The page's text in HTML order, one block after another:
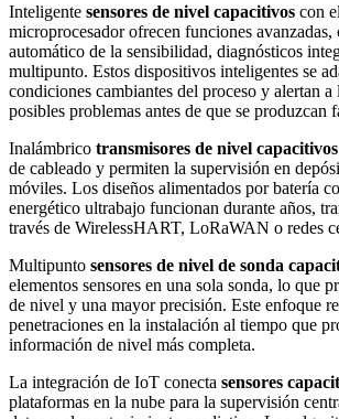
Inteligente sensores de nivel capacitivos con
microprocesador ofrecen funciones avanzadas,
automático de la sensibilidad, diagnósticos
multipunto. Estos dispositivos inteligentes se
condiciones cambiantes del proceso y alertan a
posibles problemas antes de que se produzcan
Inalámbrico transmisores de nivel capacitivos
de cableado y permiten la supervisión en
móviles. Los diseños alimentados por batería
energético ultrabajo funcionan durante años,
través de WirelessHART, LoRaWAN o redes
Multipunto sensores de nivel de sonda
elementos sensores en una sola sonda, lo que
de nivel y una mayor precisión. Este enfoque
penetraciones en la instalación al tiempo que
información de nivel más completa.
La integración de IoT conecta sensores
plataformas en la nube para la supervisión